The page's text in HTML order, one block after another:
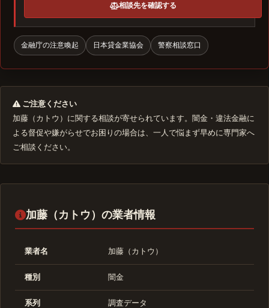
相談先を確認する
金融庁の注意喚起 日本貸金業協会 警察相談窓口
ご注意ください
加藤（カトウ）に関する相談が寄せられています。闇金・違法金融に
よる督促や嫌がらせでお困りの場合は、一人で悩まず早めに専門家へ
ご相談ください。
加藤（カトウ）の業者情報
業者名 加藤（カトウ）
種別 闇金
系列 調査データ